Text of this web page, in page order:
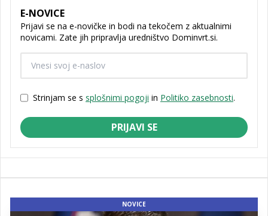
E-NOVICE
Prijavi se na e-novičke in bodi na tekočem z aktualnimi
novicami. Zate jih pripravlja uredništvo Dominvrt.si.
Strinjam se s splošnimi pogoji in Politiko zasebnosti.
PRIJAVI SE
NOVICE